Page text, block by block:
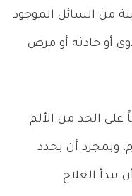
من السائل الموجود
أو حادثة أو مرض
الحد من الألم
وبمجرد أن يحدد
يبدأ العلاج